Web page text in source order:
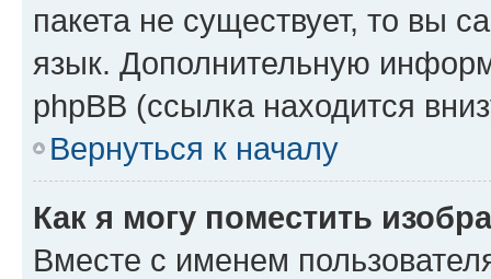
пакета не существует, то вы
язык. Дополнительную
phpBB (ссылка находится
Вернуться к началу
Как я могу поместить
Вместе с именем